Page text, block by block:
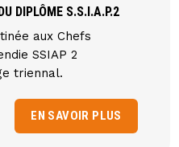
DIPLÔME S.S.I.A.P.2
aux Chefs
SSIAP 2
triennal.
EN SAVOIR PLUS